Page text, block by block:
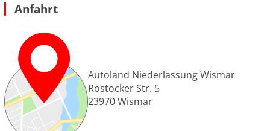
Anfahrt
Autoland Niederlassung Wismar
Rostocker Str. 5
23970Wismar